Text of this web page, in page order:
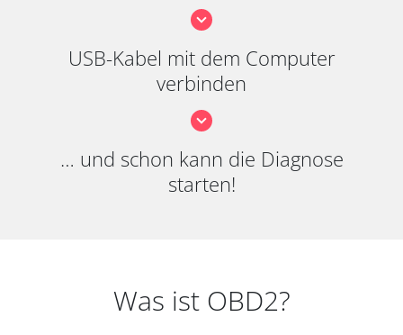
USB-Kabel mit dem Computer
verbinden
… und schon kann die Diagnose
starten!
Was ist OBD2?